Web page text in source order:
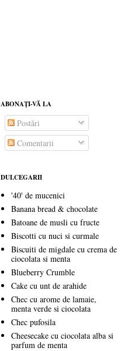
ABONAŢI-VĂ LA
Postări
Comentarii
DULCEGARII
'40' de mucenici
Banana bread & chocolate
Batoane de musli cu fructe
Biscotti cu nuci si curmale
Biscuiti de migdale cu crema de
ciocolata si menta
Blueberry Crumble
Cake cu unt de arahide
Chec cu arome de lamaie,
menta verde si ciocolata
Chec pufosila
Cheesecake cu ciocolata alba si
parfum de menta